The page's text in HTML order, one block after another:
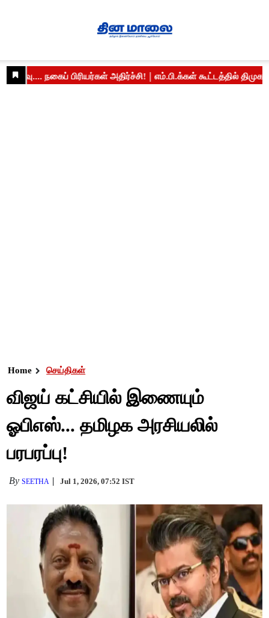
Home செய்திகள்
விஜய் கட்சியில் இணையும்
ஓபிஎஸ்... தமிழக அரசியலில்
பரபரப்பு!
BySEETHA Jul 1, 2026, 07:52 IST